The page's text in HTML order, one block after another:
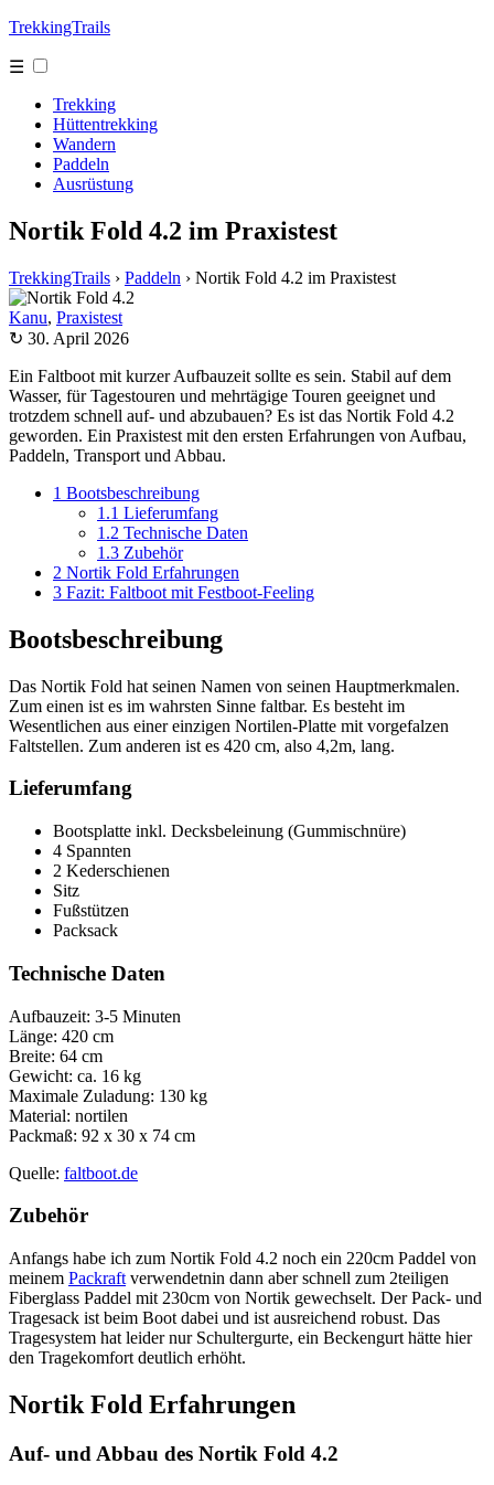
TrekkingTrails
☰
Trekking
Hüttentrekking
Wandern
Paddeln
Ausrüstung
Nortik Fold 4.2 im Praxistest
TrekkingTrails › Paddeln › Nortik Fold 4.2 im Praxistest
Kanu, Praxistest
↻ 30. April 2026
Ein Faltboot mit kurzer Aufbauzeit sollte es sein. Stabil auf dem
Wasser, für Tagestouren und mehrtägige Touren geeignet und
trotzdem schnell auf- und abzubauen? Es ist das Nortik Fold 4.2
geworden. Ein Praxistest mit den ersten Erfahrungen von Aufbau,
Paddeln, Transport und Abbau.
1 Bootsbeschreibung
1.1 Lieferumfang
1.2 Technische Daten
1.3 Zubehör
2 Nortik Fold Erfahrungen
3 Fazit: Faltboot mit Festboot-Feeling
Bootsbeschreibung
Das Nortik Fold hat seinen Namen von seinen Hauptmerkmalen.
Zum einen ist es im wahrsten Sinne faltbar. Es besteht im
Wesentlichen aus einer einzigen Nortilen-Platte mit vorgefalzen
Faltstellen. Zum anderen ist es 420 cm, also 4,2m, lang.
Lieferumfang
Bootsplatte inkl. Decksbeleinung (Gummischnüre)
4 Spannten
2 Kederschienen
Sitz
Fußstützen
Packsack
Technische Daten
Aufbauzeit: 3-5 Minuten
Länge: 420 cm
Breite: 64 cm
Gewicht: ca. 16 kg
Maximale Zuladung: 130 kg
Material: nortilen
Packmaß: 92 x 30 x 74 cm
Quelle: faltboot.de
Zubehör
Anfangs habe ich zum Nortik Fold 4.2 noch ein 220cm Paddel von
meinem Packraft verwendetnin dann aber schnell zum 2teiligen
Fiberglass Paddel mit 230cm von Nortik gewechselt. Der Pack- und
Tragesack ist beim Boot dabei und ist ausreichend robust. Das
Tragesystem hat leider nur Schultergurte, ein Beckengurt hätte hier
den Tragekomfort deutlich erhöht.
Nortik Fold Erfahrungen
Auf- und Abbau des Nortik Fold 4.2